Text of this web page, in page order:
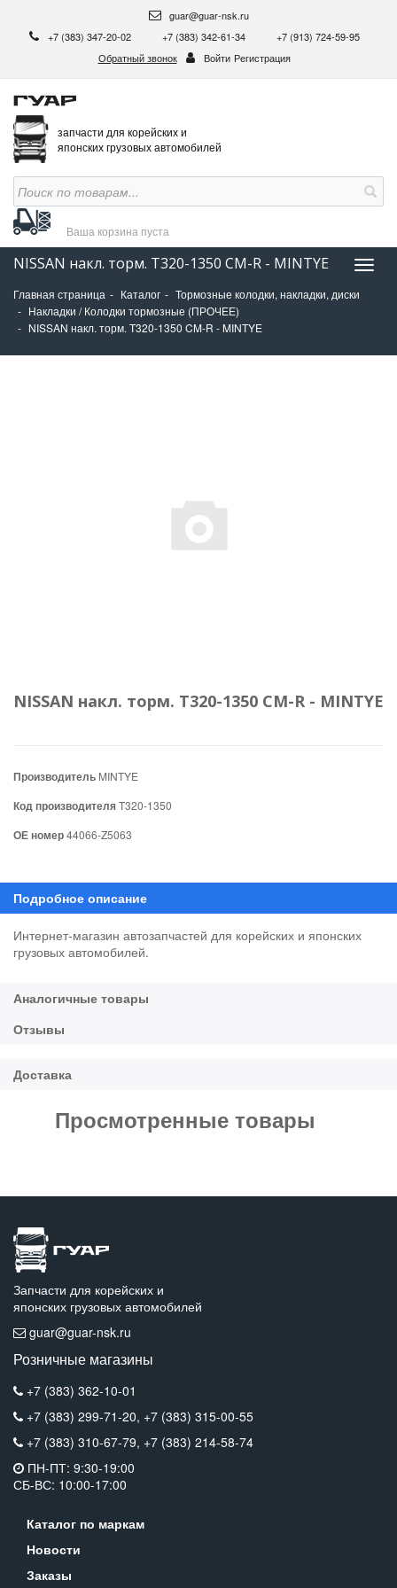
guar@guar-nsk.ru
+7 (383) 347-20-02
+7 (383) 342-61-34
+7 (913) 724-59-95
Обратный звонок
Войти Регистрация
запчасти для корейских и
японских грузовых автомобилей
Ваша корзина пуста
NISSAN накл. торм. T320-1350 CM-R - MINTYE
Главная страница Каталог
Тормозные колодки, накладки, диски
Накладки / Колодки тормозные (ПРОЧЕЕ)
NISSAN накл. торм. T320-1350 CM-R - MINTYE
NISSAN накл. торм. T320-1350 CM-R - MINTYE
Производитель MINTYE
Код производителяT320-1350
ОЕ номер44066-Z5063
Интернет-магазин автозапчастей для корейских и японских
грузовых автомобилей.
Просмотренные товары
Запчасти для корейских и
японских грузовых автомобилей
guar@guar-nsk.ru
Розничные магазины
+7 (383) 362-10-01
+7 (383) 299-71-20, +7 (383) 315-00-55
+7 (383) 310-67-79, +7 (383) 214-58-74
ПН-ПТ: 9:30-19:00
СБ-ВС: 10:00-17:00
Каталог по маркам
Новости
Заказы